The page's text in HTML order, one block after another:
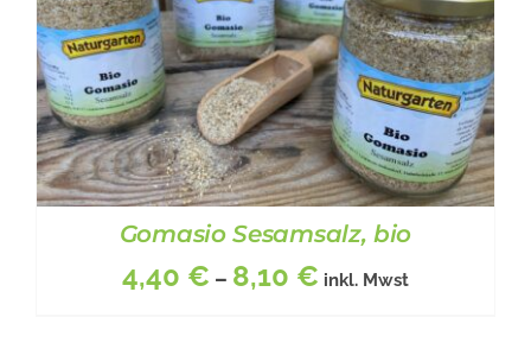
BESCHREIBUNG DIESES
PRODUKT
WEIST
MEHRERE
VARIANTEN
AUF.
DIE
OPTIONEN
KÖNNEN
DER
/ DETAILS
Gomasio Sesamsalz, bio
4,40 € – 8,10 € inkl. Mwst